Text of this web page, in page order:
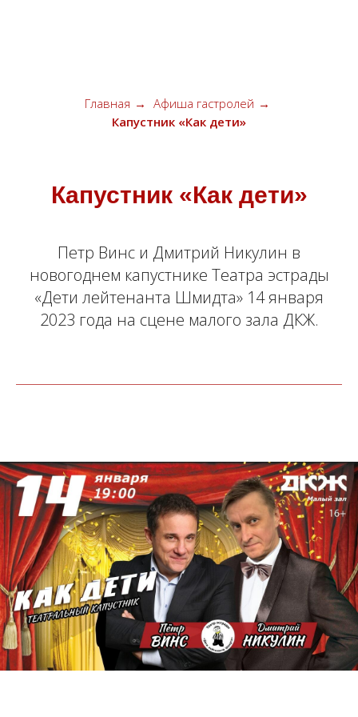
Главная → Афиша гастролей →
Капустник «Как дети»
Капустник «Как дети»
Петр Винс и Дмитрий Никулин в
новогоднем капустнике Театра эстрады
«Дети лейтенанта Шмидта» 14 января
2023 года на сцене малого зала ДКЖ.